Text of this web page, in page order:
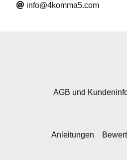
info@4komma5.com
AGB und
Anleitungen